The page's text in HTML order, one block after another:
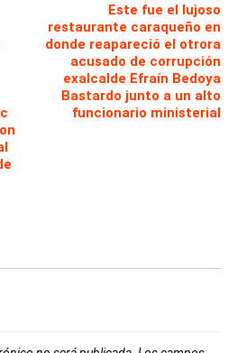
Este fue el lujoso
restaurante caraqueño en
donde reapareció el otrora
acusado de corrupción
exalcalde Efraín Bedoya
Bastardo junto a un alto
funcionario ministerial